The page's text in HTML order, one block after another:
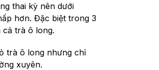
thai kỳ nên dưới
hơn. Đặc biệt trong 3
cả trà ô long.
trà ô long nhưng chỉ
xuyên.